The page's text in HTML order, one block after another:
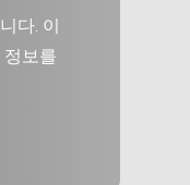
다. 이
보를